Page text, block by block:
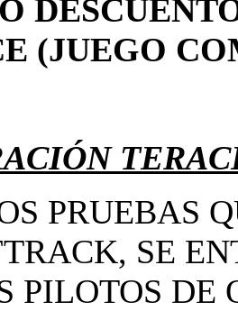
(JUEGO
PRUEBAS
SE
PILOTOS DE